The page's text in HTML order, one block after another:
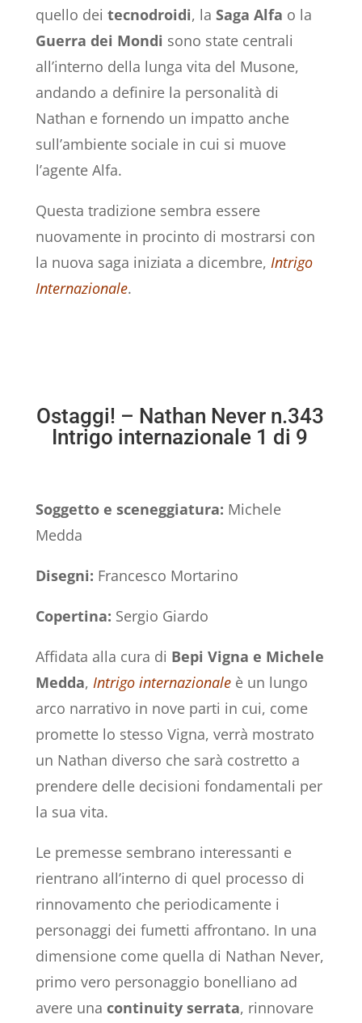
quello dei tecnodroidi, la Saga Alfa o la
Guerra dei Mondi sono state centrali
all’interno della lunga vita del Musone,
andando a definire la personalità di
Nathan e fornendo un impatto anche
sull’ambiente sociale in cui si muove
l’agente Alfa.
Questa tradizione sembra essere
nuovamente in procinto di mostrarsi con
la nuova saga iniziata a dicembre, Intrigo
Internazionale.
Ostaggi! – Nathan Never n.343
Intrigo internazionale 1 di 9
Soggetto e sceneggiatura: Michele
Medda
Disegni: Francesco Mortarino
Copertina: Sergio Giardo
Affidata alla cura di Bepi Vigna e Michele
Medda, Intrigo internazionaleè un lungo
arco narrativo in nove parti in cui, come
promette lo stesso Vigna, verrà mostrato
un Nathan diverso che sarà costretto a
prendere delle decisioni fondamentali per
la sua vita.
Le premesse sembrano interessanti e
rientrano all’interno di quel processo di
rinnovamento che periodicamente i
personaggi dei fumetti affrontano. In una
dimensione come quella di Nathan Never,
primo vero personaggio bonelliano ad
avere una continuity serrata, rinnovare